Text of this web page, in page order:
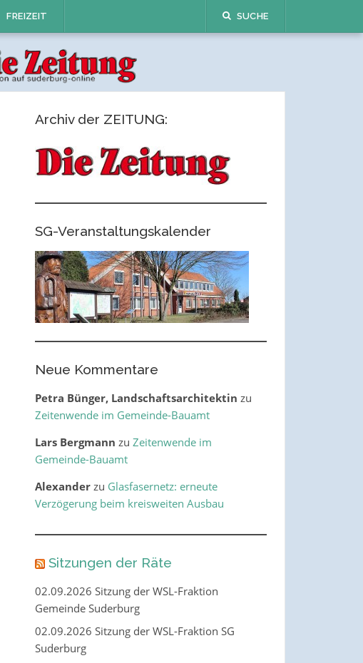
FREIZEIT SUCHE
Archiv der ZEITUNG:
SG-Veranstaltungskalender
Neue Kommentare
Petra Bünger, Landschaftsarchitektin zu
Zeitenwende im Gemeinde-Bauamt
Lars Bergmann zu Zeitenwende im
Gemeinde-Bauamt
Alexanderzu Glasfasernetz: erneute
Verzögerung beim kreisweiten Ausbau
Sitzungen der Räte
02.09.2026 Sitzung der WSL-Fraktion
Gemeinde Suderburg
02.09.2026 Sitzung der WSL-Fraktion SG
Suderburg